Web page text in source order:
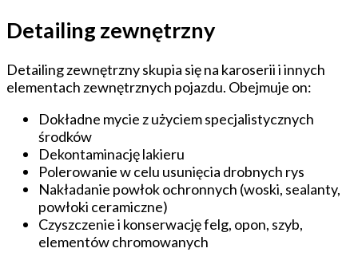
Detailing zewnętrzny
Detailing zewnętrzny skupia się na karoserii i innych
elementach zewnętrznych pojazdu. Obejmuje on:
Dokładne mycie z użyciem specjalistycznych
środków
Dekontaminację lakieru
Polerowanie w celu usunięcia drobnych rys
Nakładanie powłok ochronnych (woski, sealanty,
powłoki ceramiczne)
Czyszczenie i konserwację felg, opon, szyb,
elementów chromowanych